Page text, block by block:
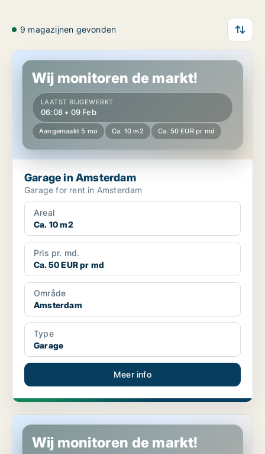
9 magazijnen gevonden
Garage in Amsterdam
Wij monitoren de markt!
LAATST BIJGEWERKT
06:08 • 09 Feb
Aangemaakt 5 mo Ca. 10 m2 Ca. 50 EUR pr md
Garage in Amsterdam
Garage for rent in Amsterdam
Areal
Ca. 10 m2
Pris pr. md.
Ca. 50 EUR pr md
Område
Amsterdam
Type
Garage
Meer info
Garage in Amsterdam
Wij monitoren de markt!